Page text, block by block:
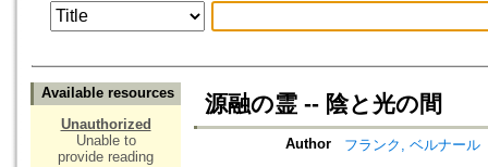
Available resources
Unauthorized
Unable to
provide reading
源融の霊 -- 陰と光の間
Author
フランク, ベルナール